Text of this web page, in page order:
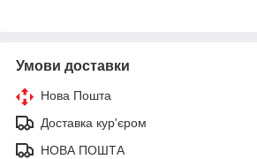
Умови доставки
Нова Пошта
Доставка кур'єром
НОВА ПОШТА